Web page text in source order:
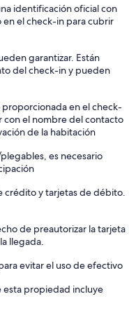
identificación oficial con
el check-in para cubrir
garantizar. Están
del check-in y pueden
en el check-
con el nombre del contacto
de la habitación
es necesario
crédito y tarjetas de débito.
de preautorizar la tarjeta
llegada.
evitar el uso de efectivo
propiedad incluye